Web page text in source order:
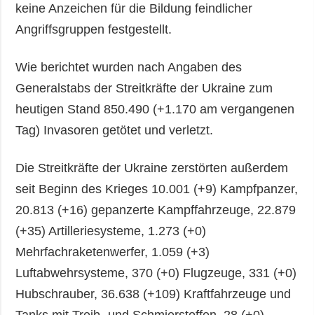
keine Anzeichen für die Bildung feindlicher
Angriffsgruppen festgestellt.
Wie berichtet wurden nach Angaben des
Generalstabs der Streitkräfte der Ukraine zum
heutigen Stand 850.490 (+1.170 am vergangenen
Tag) Invasoren getötet und verletzt.
Die Streitkräfte der Ukraine zerstörten außerdem
seit Beginn des Krieges 10.001 (+9) Kampfpanzer,
20.813 (+16) gepanzerte Kampffahrzeuge, 22.879
(+35) Artilleriesysteme, 1.273 (+0)
Mehrfachraketenwerfer, 1.059 (+3)
Luftabwehrsysteme, 370 (+0) Flugzeuge, 331 (+0)
Hubschrauber, 36.638 (+109) Kraftfahrzeuge und